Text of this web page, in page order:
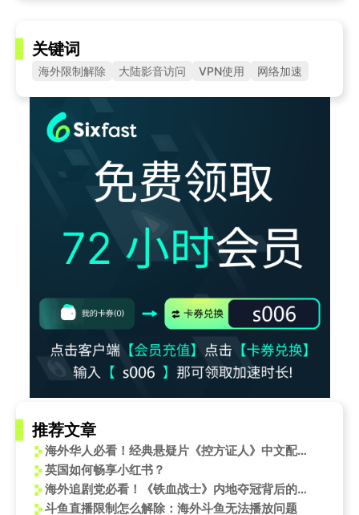
关键词
海外限制解除 大陆影音访问 VPN使用 网络加速
推荐文章
海外华人必看！经典悬疑片《控方证人》中文配音版上线，教你轻松追国内新片
英国如何畅享小红书？
海外追剧党必看！《铁血战士》内地夺冠背后的观影痛点解析
斗鱼直播限制怎么解除：海外斗鱼无法播放问题